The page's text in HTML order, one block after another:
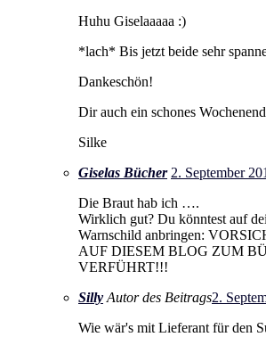
Huhu Giselaaaaa :)
*lach* Bis jetzt beide sehr
Dankeschön!
Dir auch ein schones
Silke
Giselas Bücher 2. September
Die Braut hab ich ….
Wirklich gut? Du könntest auf
Warnschild anbringen:
AUF DIESEM BLOG ZUM
VERFÜHRT!!!
Silly Autor des Beitrags2.
Wie wär's mit Lieferant für den